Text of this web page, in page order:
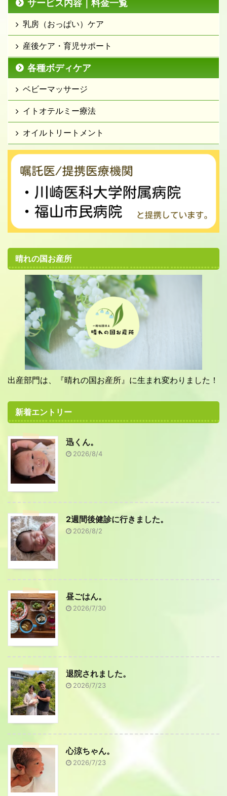
サービス内容｜料金一覧
乳房（おっぱい）ケア
産後ケア・育児サポート
各種ボディケア
ベビーマッサージ
イトオテルミー療法
オイルトリートメント
晴れの国お産所
出産部門は、『晴れの国お産所』に生まれ変わりました！
新着エントリー
迅くん。
2026/8/4
2週間後健診に行きました。
2026/8/2
昼ごはん。
2026/7/30
退院されました。
2026/7/23
心涼ちゃん。
2026/7/23